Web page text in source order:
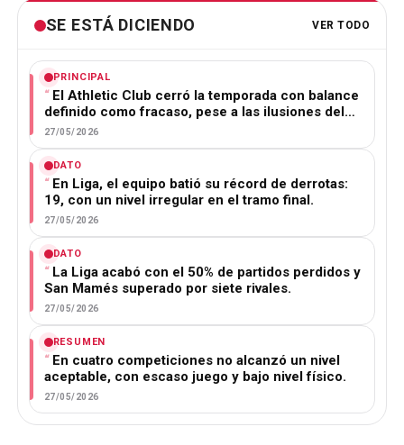
SE ESTÁ DICIENDO VER TODO
PRINCIPAL
El Athletic Club cerró la temporada con balance
definido como fracaso, pese a las ilusiones del…
27/05/2026
DATO
En Liga, el equipo batió su récord de derrotas:
19, con un nivel irregular en el tramo final.
27/05/2026
DATO
La Liga acabó con el 50% de partidos perdidos y
San Mamés superado por siete rivales.
27/05/2026
RESUMEN
En cuatro competiciones no alcanzó un nivel
aceptable, con escaso juego y bajo nivel físico.
27/05/2026